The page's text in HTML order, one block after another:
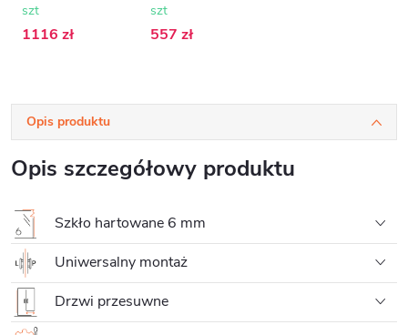
transparentne -
140x195 cm
szt
1116 zł
90x195 cm
szt
557 zł
Opis produktu
Opis szczegółowy produktu
Szkło hartowane 6 mm
Uniwersalny montaż
Drzwi przesuwne